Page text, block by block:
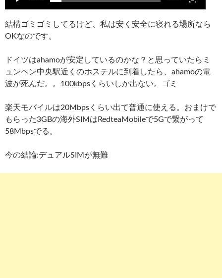
結構ゴミゴミしてるけど、私は安く安全に寝れる場所なら
OKなのです。
ドイツはahamoが安定しているのかな？と思っていたらミ
ュンヘン中央駅近くのホステルに到着したら、ahamoの電
波が死んだ。。100kbpsくらいしか出ない。ゴミ
楽天モバイルは20Mbpsくらい出て普通に使える。おまけで
もらった3GBの海外SIMはRedteaMobileで5Gで繋がって
58Mbpsでる。
今の結論:デュアルSIMが無難